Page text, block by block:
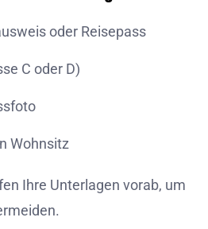
oder Reisepass
C oder D)
Wohnsitz
Ihre Unterlagen vorab, um